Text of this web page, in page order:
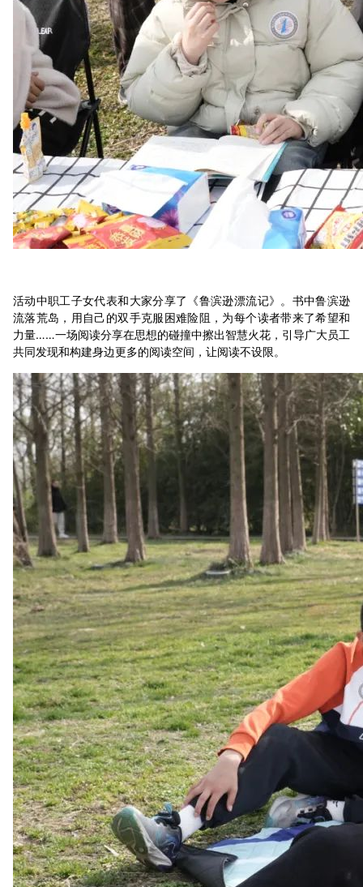
活动中职工子女代表和大家分享了《鲁滨逊漂流记》。书中鲁滨逊
流落荒岛，用自己的双手克服困难险阻，为每个读者带来了希望和
力量……一场阅读分享在思想的碰撞中擦出智慧火花，引导广大员工
共同发现和构建身边更多的阅读空间，让阅读不设限。